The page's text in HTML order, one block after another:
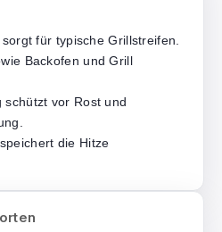
für typische Grillstreifen.
Backofen und Grill
schützt vor Rost und
die Hitze